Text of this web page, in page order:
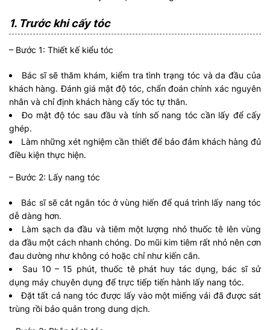
1. Trước khi cấy tóc
– Bước 1: Thiết kế kiểu tóc
Bác sĩ sẽ thăm khám, kiểm tra tình trạng tóc và da đầu của
khách hàng. Đánh giá mật độ tóc, chẩn đoán chính xác nguyên
nhân và chỉ định khách hàng cấy tóc tự thân.
Đo mật độ tóc sau đầu và tính số nang tóc cần lấy để cấy
ghép.
Làm những xét nghiệm cần thiết để bảo đảm khách hàng đủ
điều kiện thực hiện.
– Bước 2: Lấy nang tóc
Bác sĩ sẽ cắt ngắn tóc ở vùng hiến để quá trình lấy nang tóc
dễ dàng hơn.
Làm sạch da đầu và tiêm một lượng nhỏ thuốc tê lên vùng
da đầu một cách nhanh chóng. Do mũi kim tiêm rất nhỏ nên cơn
đau dường như không có hoặc chỉ như kiến cắn.
Sau 10 – 15 phút, thuốc tê phát huy tác dụng, bác sĩ sử
dụng máy chuyên dụng để trực tiếp tiến hành lấy nang tóc.
Đặt tất cả nang tóc được lấy vào một miếng vải đã được sát
trùng rồi bảo quản trong dung dịch.